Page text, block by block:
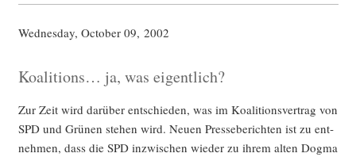
Wed­nes­day, Octo­ber 09, 2002
Koalitions… ja, was eigentlich?
Zur Zeit wird dar­über ent­schie­den, was im Koali­ti­ons­ver­trag von
SPD und Grü­nen ste­hen wird. Neu­en Pres­se­be­rich­ten ist zu ent­
neh­men, dass die SPD inzwi­schen wie­der zu ihrem alten Dog­ma